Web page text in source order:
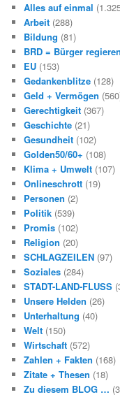
Alles auf einmal
Arbeit (288)
Bildung (81)
BRD = Bürger
EU (153)
Gedankenblitze (128)
Geld + Vermögen
Gerechtigkeit (367)
Geschichte (21)
Gesundheit (102)
Golden50/60+ (108)
Klima + Umwelt (107)
Onlineschrott (19)
Personen (2)
Politik (539)
Promis (102)
Religion (20)
SCHLAGZEILEN (97)
Soziales (284)
STADT-LAND-FLUSS
Unsere Helden (26)
Unterhaltung (40)
Welt (150)
Wirtschaft (572)
Zahlen + Fakten (168)
Zitate + Thesen (18)
Zu diesem BLOG …